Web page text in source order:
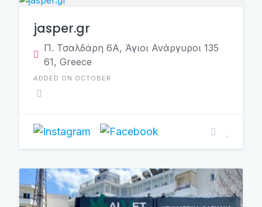
jasper.gr
Π. Τσαλδάρη 6Α, Άγιοι Ανάργυροι 135
61, Greece
ADDED ON OCTOBER